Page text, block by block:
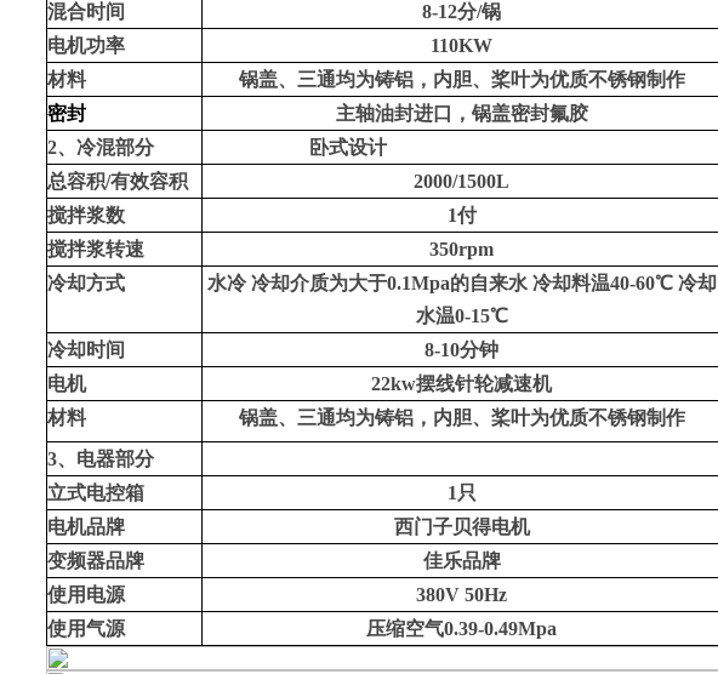
混合时间
8-12分/锅
电机功率 110KW
材料
锅盖、三通均为铸铝，内胆、桨叶为优质不锈钢制作
密封
主轴油封进口，锅盖密封氟胶
2、冷混部分
卧式设计
总容积/有效容积
2000/1500L
搅拌浆数
1付
搅拌浆转速
350rpm
冷却方式
水冷 冷却介质为大于0.1Mpa的自来水 冷却料温40-60℃ 冷却
水温0-15℃
冷却时间
8-10分钟
电机
22kw摆线针轮减速机
材料
锅盖、三通均为铸铝，内胆、桨叶为优质不锈钢制作
3、电器部分
立式电控箱
1只
电机品牌
西门子贝得电机
变频器品牌
佳乐品牌
使用电源
380V 50Hz
使用气源
压缩空气0.39-0.49Mpa